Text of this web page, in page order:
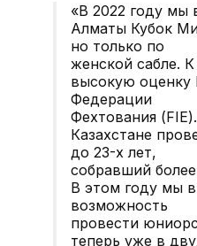
«В 2022 году мы
Алматы Кубок
но только по
женской сабле.
высокую
Федерации
Фехтования
Казахстане
до 23-х лет,
собравший
В этом году мы
возможность
провести
теперь уже в